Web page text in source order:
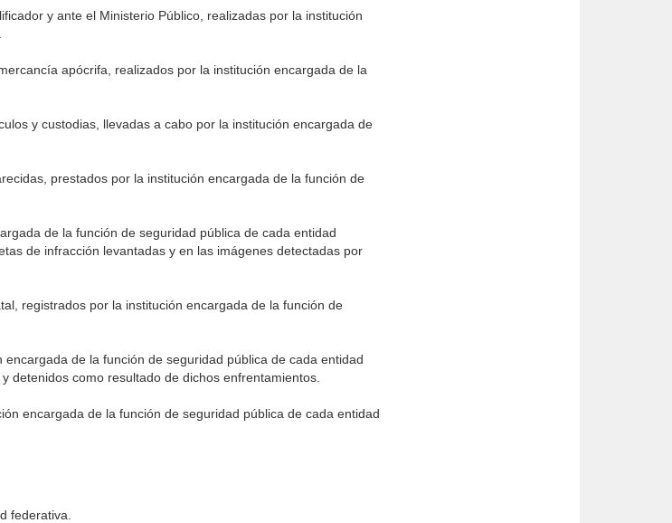
y ante el Ministerio Público, realizadas por la institución
apócrifa, realizados por la institución encargada de la
y custodias, llevadas a cabo por la institución encargada de
prestados por la institución encargada de la función de
de la función de seguridad pública de cada entidad
de infracción levantadas y en las imágenes detectadas por
registrados por la institución encargada de la función de
de la función de seguridad pública de cada entidad
detenidos como resultado de dichos enfrentamientos.
encargada de la función de seguridad pública de cada entidad
federativa.